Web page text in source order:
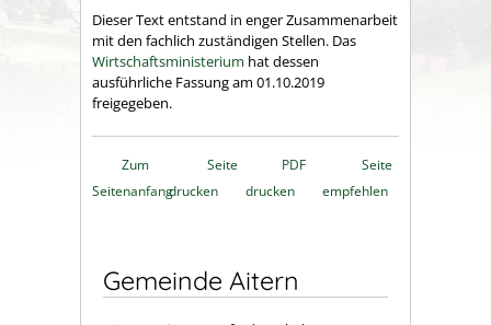
Dieser Text entstand in enger Zusammenarbeit
mit den fachlich zuständigen Stellen. Das
Wirtschaftsministerium hat dessen
ausführliche Fassung am 01.10.2019
freigegeben.
Zum
Seitenanfang
Seite
drucken
PDF
drucken
Seite
empfehlen
Gemeinde Aitern